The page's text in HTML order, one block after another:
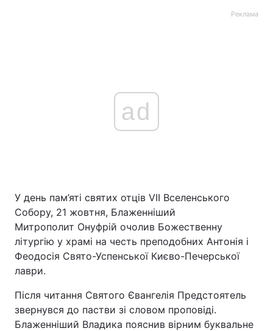
Реклама
ad
У день пам’яті святих отців VII Вселенського
Собору, 21 жовтня, Блаженніший
Митрополит Онуфрій очолив Божественну
літургію у храмі на честь преподобних Антонія і
Феодосія Свято-Успенської Києво-Печерської
лаври.
Після читання Святого Євангелія Предстоятель
звернувся до пастви зі словом проповіді.
Блаженніший Владика пояснив вірним буквальне